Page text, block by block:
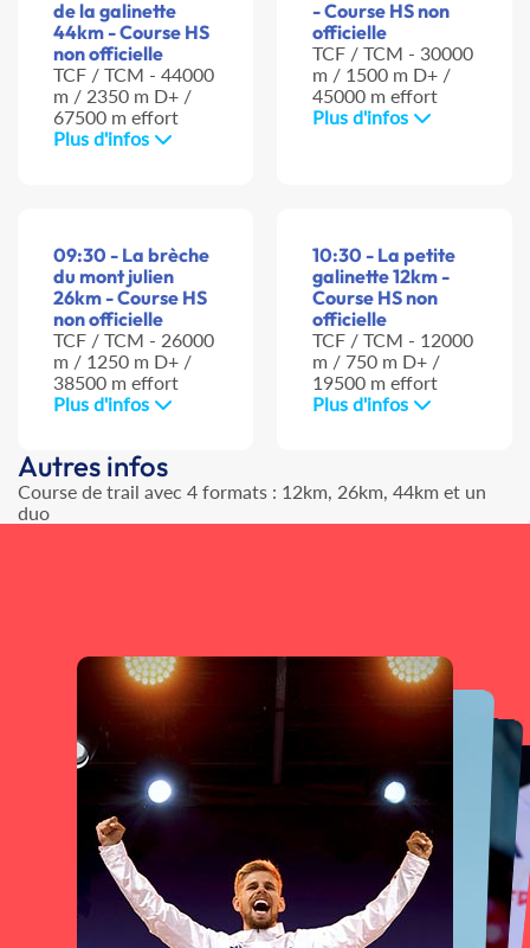
de la galinette
44km - Course HS
non officielle
TCF / TCM - 44000
m / 2350 m D+ /
67500 m effort
Plus d'infos
- Course HS non
officielle
TCF / TCM - 30000
m / 1500 m D+ /
45000 m effort
Plus d'infos
09:30 - La brèche
du mont julien
26km - Course HS
non officielle
TCF / TCM - 26000
m / 1250 m D+ /
38500 m effort
Plus d'infos
10:30 - La petite
galinette 12km -
Course HS non
officielle
TCF / TCM - 12000
m / 750 m D+ /
19500 m effort
Plus d'infos
Autres infos
Course de trail avec 4 formats : 12km, 26km, 44km et un
duo